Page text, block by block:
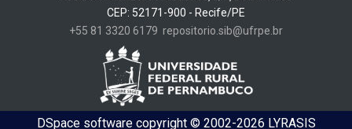
CEP: 52171-900 - Recife/PE
+55 81 3320 6179 repositorio.sib@ufrpe.br
DSpace softwarecopyright © 2002-2026 LYRASIS